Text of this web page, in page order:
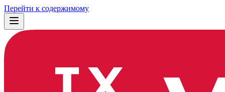
Перейти к содержимому